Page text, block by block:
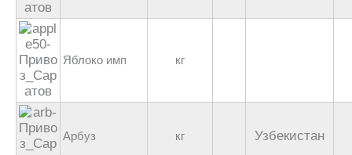
Яблоко имп кг
Арбуз кг Узбекистан